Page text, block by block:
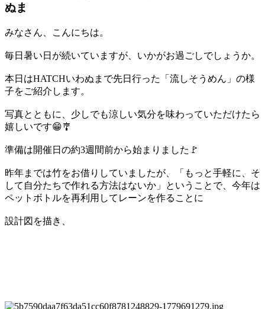
ぬま
みなさん、こんにちは。
毎日暑い日が続いていますが、いかがお過ごしでしょうか。
本日はHATCHいわぬまで先日行った「流しそうめん」の様
子をご紹介します。
写真とともに、少しでも涼しい気分を味わっていただけたら
嬉しいです😁🎐
準備は開催日の約3週間前から始まりました🚩
昨年までは竹をお借りしていましたが、「もっと手軽に、そ
して自分たちで作れる方法はないか」ということで、今年は
ペットボトルを再利用してレーンを作ることに
設計図を描き、